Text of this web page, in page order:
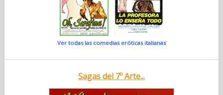
Ver todas las comedias eróticas italianas
Sagas del 7º Arte...